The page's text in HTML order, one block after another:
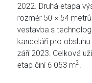
2022. Druhá etapa
rozměr 50 × 54
vestavba s
kanceláří pro
září 2023. Celková
etap činí 6 053 m2.